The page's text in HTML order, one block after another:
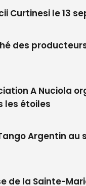
Argentin au
de la Sainte-
août
week-end du